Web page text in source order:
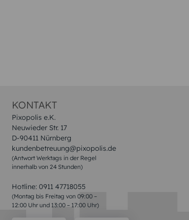
KONTAKT
Pixopolis e.K.
Neuwieder Str. 17
D-90411 Nürnberg
kundenbetreuung@pixopolis.de
(Antwort Werktags in der Regel
innerhalb von 24 Stunden)
Hotline: 0911 47718055
(Montag bis Freitag von 09:00 –
12:00 Uhr und 13:00 – 17:00 Uhr)